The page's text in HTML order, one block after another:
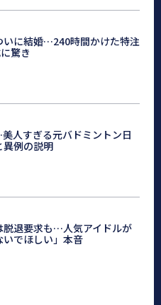
いに結婚…240時間かけた特注
驚き
人すぎる元バドミントン日
異例の説明
脱退要求も…人気アイドルが
でほしい」本音